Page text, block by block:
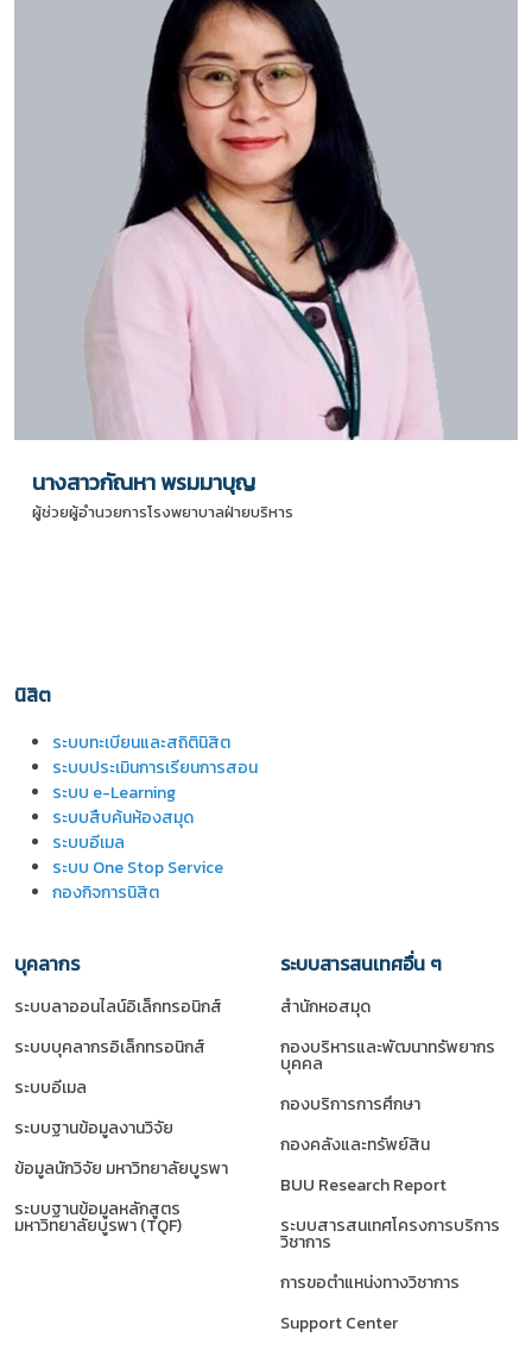
นางสาวกัณหา พรมมาบุญ
ผู้ช่วยผู้อำนวยการโรงพยาบาลฝ่ายบริหาร
นิสิต
ระบบทะเบียนและสถิตินิสิต
ระบบประเมินการเรียนการสอน
ระบบ e-Learning
ระบบสืบค้นห้องสมุด
ระบบอีเมล
ระบบ One Stop Service
กองกิจการนิสิต
บุคลากร
ระบบลาออนไลน์อิเล็กทรอนิกส์
ระบบบุคลากรอิเล็กทรอนิกส์
ระบบอีเมล
ระบบฐานข้อมูลงานวิจัย
ข้อมูลนักวิจัย มหาวิทยาลัยบูรพา
ระบบฐานข้อมูลหลักสูตร
มหาวิทยาลัยบูรพา (TQF)
ระบบสารสนเทศอื่น ๆ
สำนักหอสมุด
กองบริหารและพัฒนาทรัพยากร
บุคคล
กองบริการการศึกษา
กองคลังและทรัพย์สิน
BUU Research Report
ระบบสารสนเทศโครงการบริการ
วิชาการ
การขอตำแหน่งทางวิชาการ
Support Center